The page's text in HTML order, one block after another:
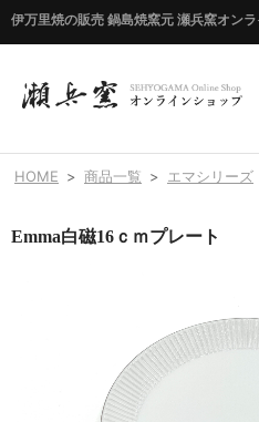
伊万里焼の販売 鍋島焼窯元 瀬兵窯オン
ホーム
商品一覧
エマシリーズ
HOME > 商品一覧 > エマシリーズ
Emma白磁16ｃｍプレート